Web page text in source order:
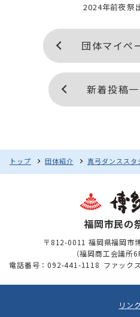
2024年前夜祭
団体マイペ
新着投稿
トップ 団体紹介 真弓ダンススタ
福岡市民の
〒812-0011 福岡県福岡市
（福岡商工会議所
電話番号：092-441-1118 ファック
リン